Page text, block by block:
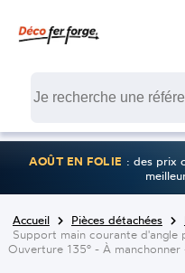
AOÛT EN FOLIE : des prix
Accueil Pièces détachées
Support main courante
Ouverture 135° - À manchonner